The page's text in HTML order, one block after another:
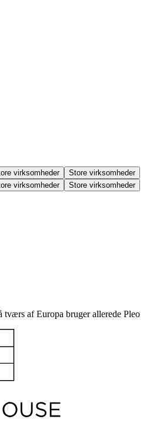
virksomheder
Store virksomheder
virksomheder Store virksomheder
tværs af Europa bruger allerede Pleo